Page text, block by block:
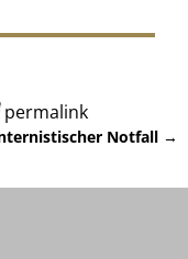
permalink
Notfall →